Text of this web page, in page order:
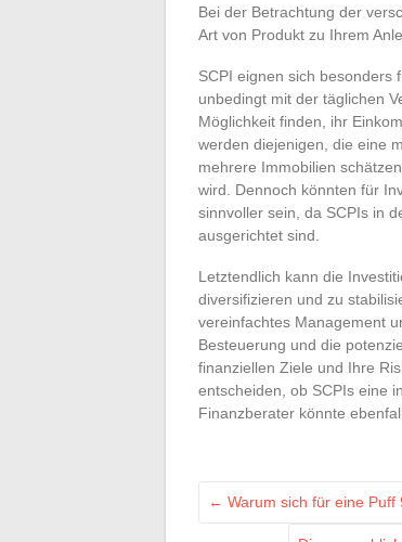
Bei der Betrachtung der
Art von Produkt zu Ihrem
SCPI eignen sich besonders
unbedingt mit der täglichen
Möglichkeit finden, ihr
werden diejenigen, die eine
mehrere Immobilien
wird. Dennoch könnten für
sinnvoller sein, da SCPIs in
ausgerichtet sind.
Letztendlich kann die
diversifizieren und zu
vereinfachtes Management
Besteuerung und die
finanziellen Ziele und Ihre
entscheiden, ob SCPIs eine
Finanzberater könnte
← Warum sich für eine Puff